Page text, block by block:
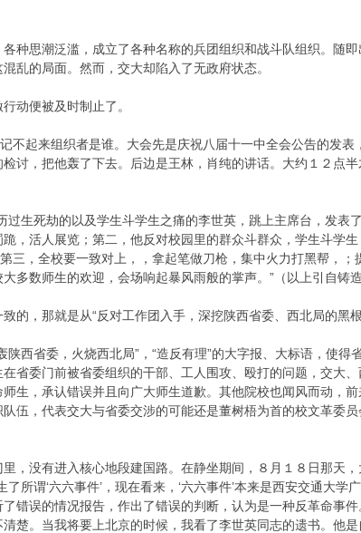
思潮泛滥，成立了各种名称的兵团组织和战斗队组织。随即
乱的局面。然而，交大却陷入了无政府状态。
动便被及时制止了。
不起来组织者是谁。大会先是庆祝八届十一中全会公告的发
讨，把他轰了下去。后边是王林，肖纯的讲话。大约１２点
生死劫的以及学生斗学生之痛的李世英，跳上主席台，发表
，活人展览；第二，他反对校园里的群众斗群众，学生斗学
三，全校要一致对上，，拿起笔做刀枪，集中火力打黑帮，
多数师生的欢迎，会场响起暴风雨般的掌声。”（以上引自铸
，那就是从“反对工作团入手，深挖陕西省委、西北局的黑根
西省委，火烧西北局”，“造反有理”的大字报、大标语，使得
省委门前被省委组织的干部、工人围攻、殴打的问题，交大
生，承认错误并且向广大师生道歉。其他院校也闻风而动，
伍，代表交大与省委交涉的可能还是董树梧为首的校文革委
没有进入核心地段建国路。在静坐期间，８月１８日那天
所谓‘六六事件’，现在看来，‘六六事件’本来是西安交通大学
错误的情况报告，作出了错误的判断，认为是一种反革命事
楚。当我将要上北京的时候，我看了李世英同志的遗书。他